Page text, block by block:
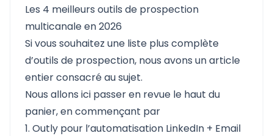
Les 4 meilleurs outils de prospection
multicanale en 2026
Si vous souhaitez une liste plus complète
d’outils de prospection, nous avons un article
entier consacré au sujet.
Nous allons ici passer en revue le haut du
panier, en commençant par
1. Outly pour l’automatisation LinkedIn + Email